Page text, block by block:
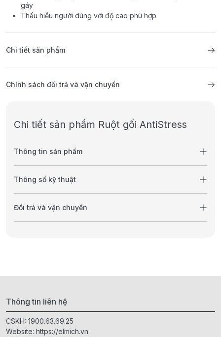
gáy
Thấu hiểu người dùng với độ cao phù hợp
Chi tiết sản phẩm
Chính sách đổi trả và vận chuyển
Chi tiết sản phẩm Ruột gối AntiStress
Thông tin sản phẩm
Thông số kỹ thuật
Đổi trả và vận chuyển
Thông tin liên hệ
CSKH: 1900.63.69.25
Website: https://elmich.vn